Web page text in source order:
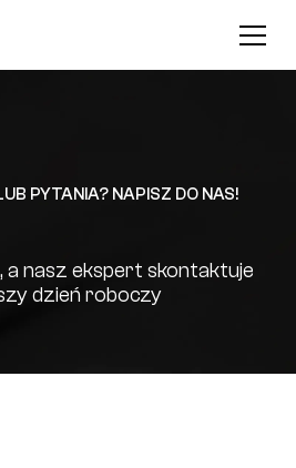
PYTANIA? NAPISZ DO NAS!
a nasz ekspert skontaktuje
dzień roboczy